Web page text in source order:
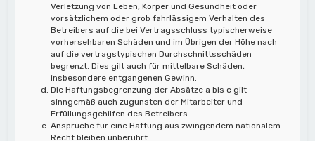
Verletzung von Leben, Körper und Gesundheit oder
vorsätzlichem oder grob fahrlässigem Verhalten des
Betreibers auf die bei Vertragsschluss typischerweise
vorhersehbaren Schäden und im Übrigen der Höhe nach
auf die vertragstypischen Durchschnittsschäden
begrenzt. Dies gilt auch für mittelbare Schäden,
insbesondere entgangenen Gewinn.
Die Haftungsbegrenzung der Absätze a bis c gilt
sinngemäß auch zugunsten der Mitarbeiter und
Erfüllungsgehilfen des Betreibers.
Ansprüche für eine Haftung aus zwingendem nationalem
Recht bleiben unberührt.